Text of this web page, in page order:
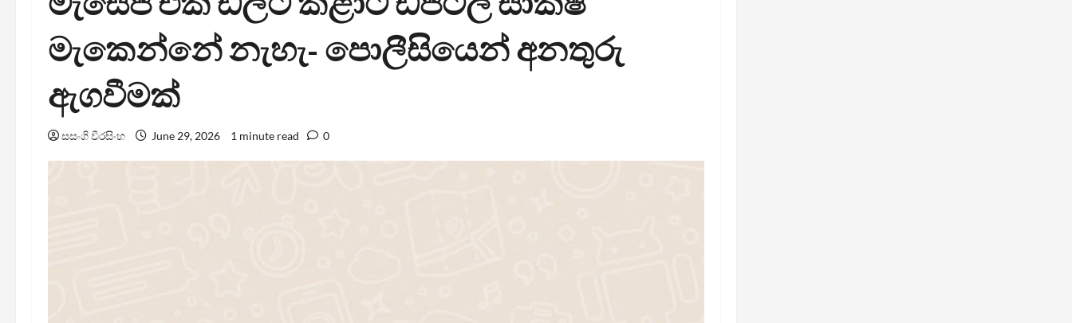
මැකෙන්නේ නැහැ- පොලීසියෙන් අනතුරු
ඇගවීමක්
සසංගි වීරසිංහ June 29, 2026 1 minute read 0